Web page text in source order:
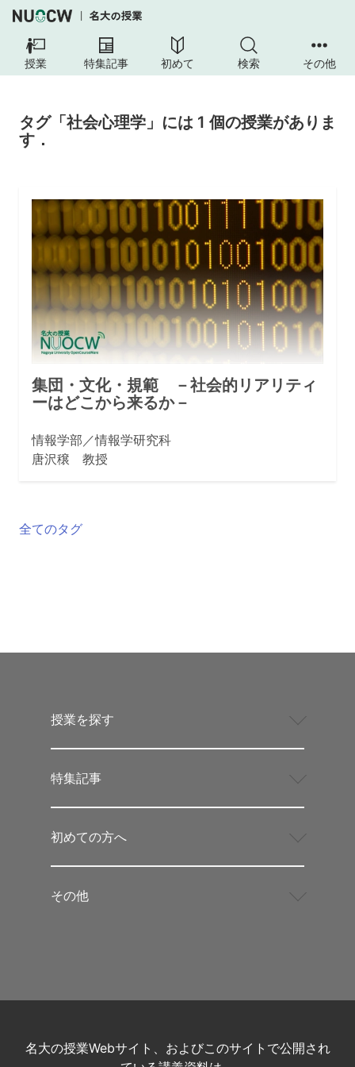
授業 特集記事 初めて 検索 その他
タグ「社会心理学」には 1 個の授業がありま
す．
集団・文化・規範 －社会的リアリティ
ーはどこから来るか－
情報学部／情報学研究科
唐沢穣 教授
全てのタグ
授業を探す
特集記事
初めての方へ
その他
名大の授業Webサイト、およびこのサイトで公開され